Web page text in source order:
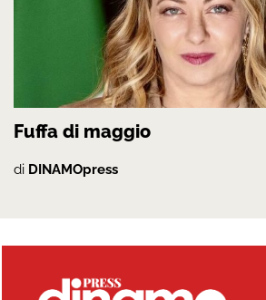
Fuffa di maggio
di DINAMOpress